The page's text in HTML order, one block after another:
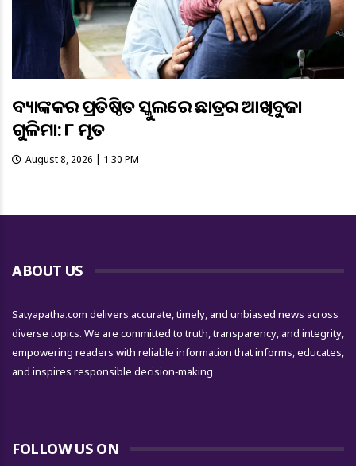
ବ୍ୟାଙ୍କକର ପ୍ରତିଷ୍ଠିତ ସ୍କୁଲରେ ଛାତ୍ରର ଆଖିବୁଜା
ଗୁଳିମାଡ଼: ୮ ମୃତ
August 8, 2026 | 1:30 PM
ABOUT US
Satyapatha.com delivers accurate, timely, and unbiased news across
diverse topics. We are committed to truth, transparency, and integrity,
empowering readers with reliable information that informs, educates,
and inspires responsible decision-making.
FOLLOW US ON